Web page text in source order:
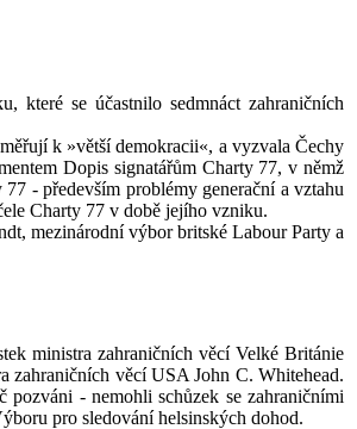
které se účastnilo sedmnáct zahraničních
k »větší demokracii«, a vyzvala Čechy
Dopis signatářům Charty 77, v němž
- především problémy generační a vztahu
Charty 77 v době jejího vzniku.
mezinárodní výbor britské Labour Party a
ministra zahraničních věcí Velké Británie
zahraničních věcí USA John C. Whitehead.
- nemohli schůzek se zahraničními
pro sledování helsinských dohod.